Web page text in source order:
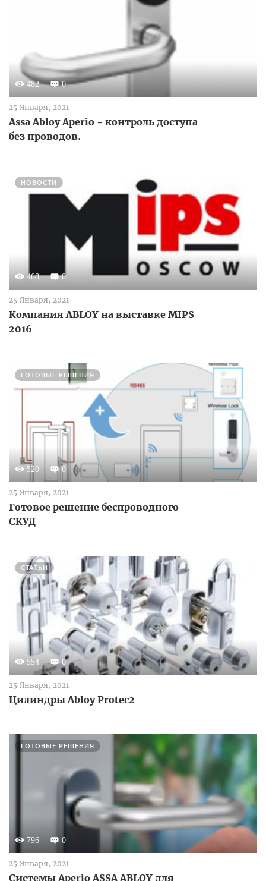
482 0
25 Января, 2021
Assa Abloy Aperio - контроль доступа
без проводов.
НОВОСТИ
468 0
25 Января, 2021
Компания ABLOY на выставке MIPS
2016
ГОТОВЫЕ РЕШЕНИЯ
520 0
25 Января, 2021
Готовое решение беспроводного
СКУД
СТАТЬИ
554 0
25 Января, 2021
Цилиндры Abloy Protec2
ГОТОВЫЕ РЕШЕНИЯ
796 0
25 Января, 2021
Системы Aperio ASSA ABLOY для